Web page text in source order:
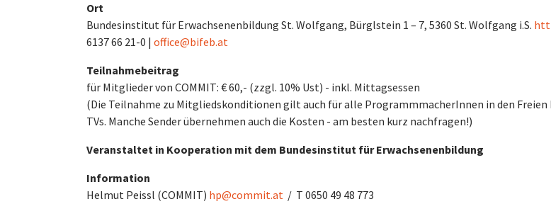
Ort
Bundesinstitut für Erwachsenenbildung St. Wolfgang, Bürglstein 1 – 7, 5360 St. Wolfgang i.S.
6137 66 21-0 | office@bifeb.at
Teilnahmebeitrag
für Mitglieder von COMMIT: € 60,- (zzgl. 10% Ust) - inkl. Mittagsessen
(Die Teilnahme zu Mitgliedskonditionen gilt auch für alle ProgrammmacherInnen in den Freien
TVs. Manche Sender übernehmen auch die Kosten - am besten kurz nachfragen!)
Veranstaltet in Kooperation mit dem Bundesinstitut für Erwachsenenbildung
Information
Helmut Peissl (COMMIT) hp@commit.at / T 0650 49 48 773